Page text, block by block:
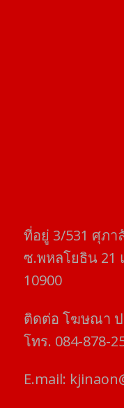
ที่อยู่​ 3/531​ ศุภา
ซ.พหลโยธิน​ 21​
10900
ติดต่อ​ โฆษณา​
โทร​. 084-878-
E.mail: